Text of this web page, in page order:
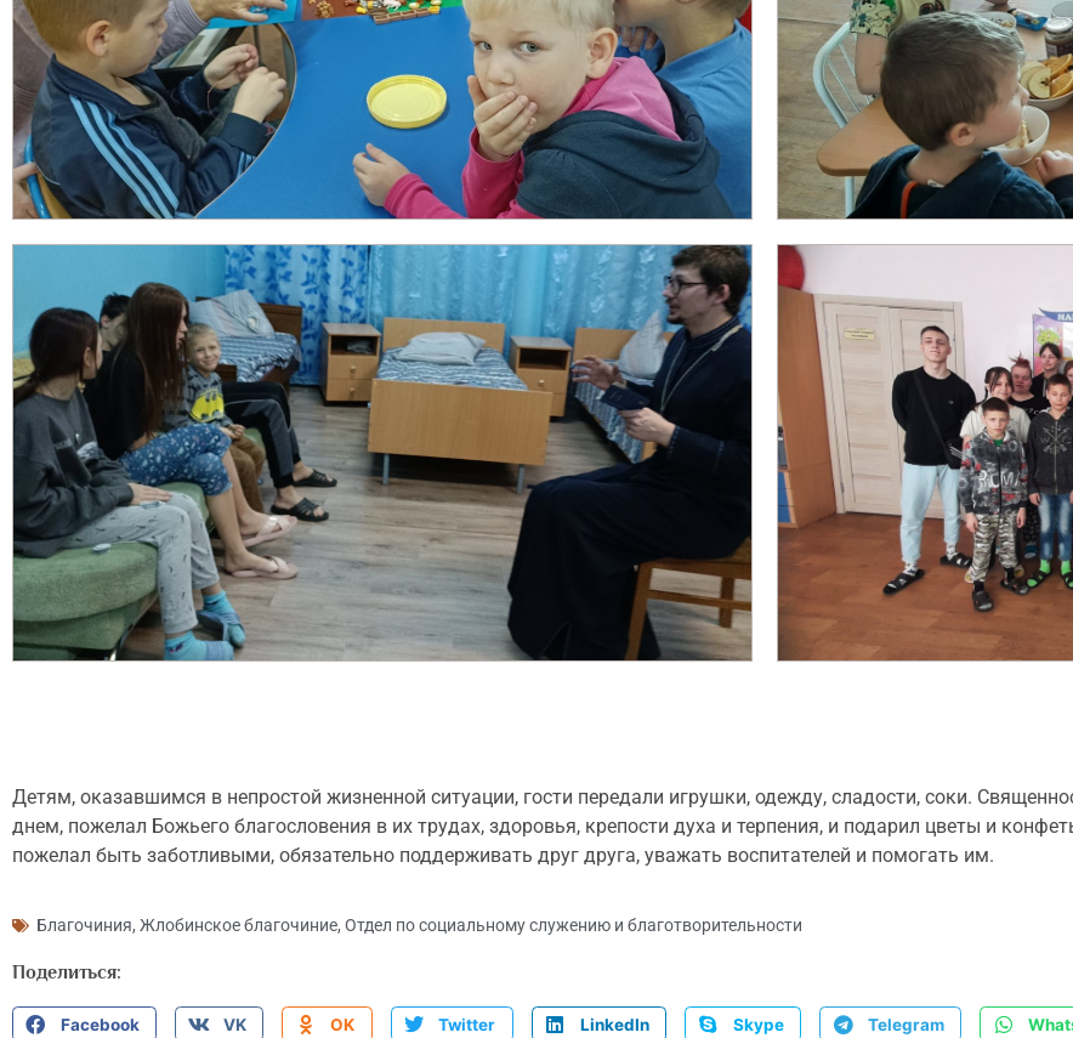
Детям, оказавшимся в непростой жизненной ситуации, гости передали игрушки, одежду, сладости, соки.
днем, пожелал Божьего благословения в их трудах, здоровья, крепости духа и терпения, и подарил цветы и
пожелал быть заботливыми, обязательно поддерживать друг друга, уважать воспитателей и помогать им.
Благочиния, Жлобинское благочиние, Отдел по социальному служению и благотворительности
Поделиться:
Facebook VK OK Twitter LinkedIn Skype Telegram